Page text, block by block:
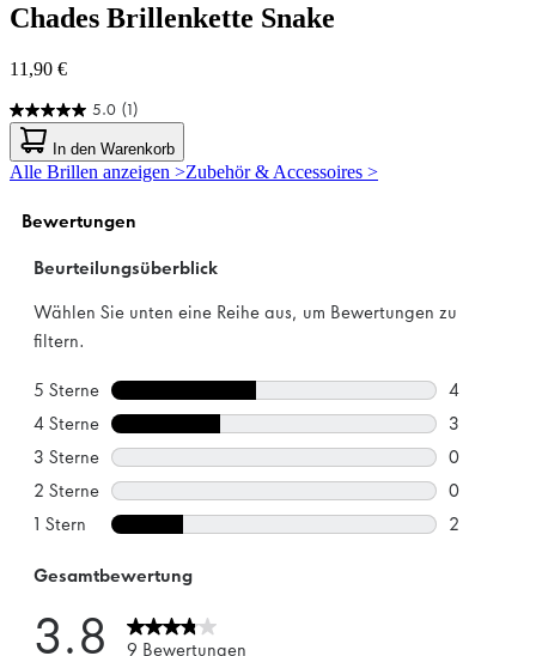
Chades Brillenkette Snake
11,90 €
5.0 (1)
5.0
von
5
Sternen.
Bewertung
In den Warenkorb
Alle Brillen anzeigen >Zubehör & Accessoires >